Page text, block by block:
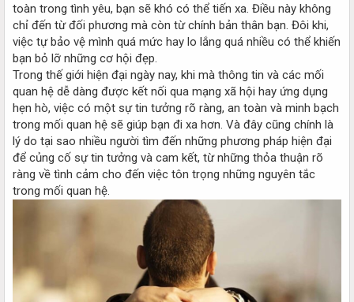
toàn trong tình yêu, bạn sẽ khó có thể tiến xa. Điều này không
chỉ đến từ đối phương mà còn từ chính bản thân bạn. Đôi khi,
việc tự bảo vệ mình quá mức hay lo lắng quá nhiều có thể khiến
bạn bỏ lỡ những cơ hội đẹp.
Trong thế giới hiện đại ngày nay, khi mà thông tin và các mối
quan hệ dễ dàng được kết nối qua mạng xã hội hay ứng dụng
hẹn hò, việc có một sự tin tưởng rõ ràng, an toàn và minh bạch
trong mối quan hệ sẽ giúp bạn đi xa hơn. Và đây cũng chính là
lý do tại sao nhiều người tìm đến những phương pháp hiện đại
để củng cố sự tin tưởng và cam kết, từ những thỏa thuận rõ
ràng về tình cảm cho đến việc tôn trọng những nguyên tắc
trong mối quan hệ.